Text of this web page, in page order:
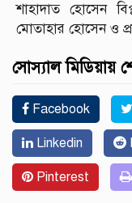
শাহাদাত হোসেন
মোতাহার হোসেন ও
সোস্যাল মিডিয়ায়
Facebook
Linkedin
Pinterest